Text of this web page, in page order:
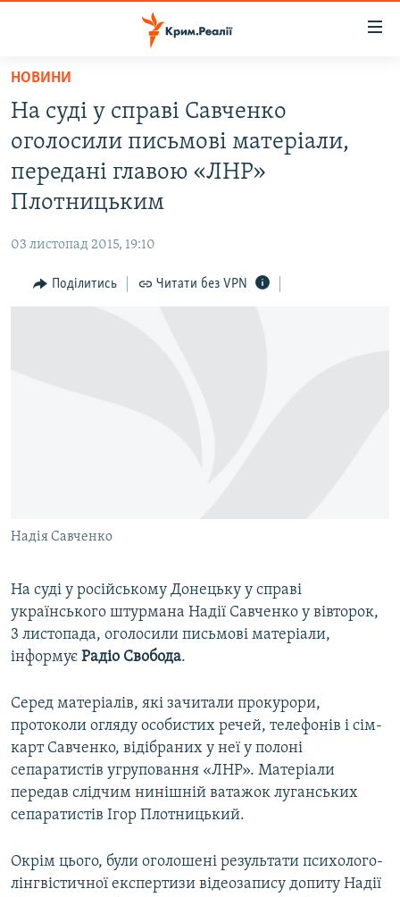
Перейти
основного
матеріалу
до
основної
Перейти
пошуку
ВОДА.КРИМ
ВІДЕО ТА ФОТО
ПОЛІТИКА
ІНТЕРВ'Ю
Усі сайти RFE/RL
НОВИНИ
На суді у справі Савченко
оголосили письмові матеріали,
передані главою «ЛНР»
Плотницьким
03 листопад 2015, 19:10
Поділитись Читати без VPN
Надія Савченко
На суді у російському Донецьку у справі
українського штурмана Надії Савченко у вівторок,
3 листопада, оголосили письмові матеріали,
інформує Радіо Свобода.
Серед матеріалів, які зачитали прокурори,
протоколи огляду особистих речей, телефонів і сім-
карт Савченко, відібраних у неї у полоні
сепаратистів угруповання «ЛНР». Матеріали
передав слідчим нинішній ватажок луганських
сепаратистів Ігор Плотницький.
Окрім цього, були оголошені результати психолого-
лінгвістичної експертизи відеозапису допиту Надії